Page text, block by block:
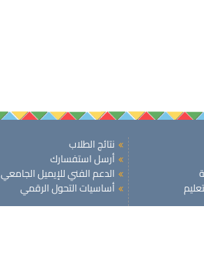
نتائج الطلاب
أرسل استفسارك
الدعم الفني للإيميل الجامعي
أساسيات التحول الرقمي